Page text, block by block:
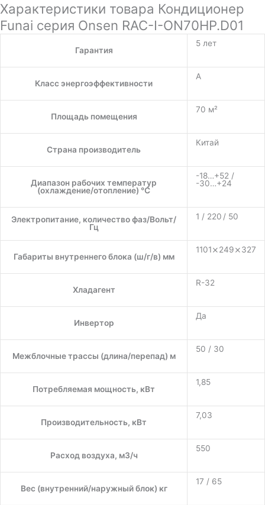
Характеристики товара Кондиционер
Funai серия Onsen RAC-I-ON70HP.D01
Гарантия
5 лет
Класс энергоэффективности
A
Площадь помещения
70 м²
Страна производитель
Китай
Диапазон рабочих температур
(охлаждение/отопление) °C
-18…+52 /
-30…+24
Электропитание, количество фаз/Вольт/
Гц
1 / 220 / 50
Габариты внутреннего блока (ш/г/в) мм
1101⨯249⨯327
Хладагент
R-32
Инвертор
Да
Межблочные трассы (длина/перепад) м
50 / 30
Потребляемая мощность, кВт
1,85
Производительность, кВт
7,03
Расход воздуха, м3/ч
550
Вес (внутренний/наружный блок) кг
17 / 65